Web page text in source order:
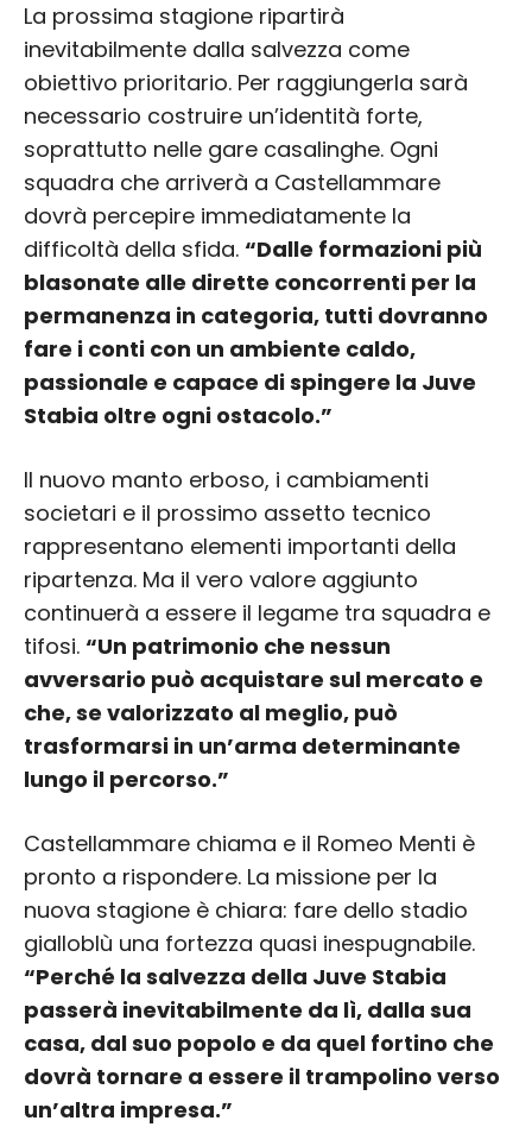
La prossima stagione ripartirà
inevitabilmente dalla salvezza come
obiettivo prioritario. Per raggiungerla sarà
necessario costruire un’identità forte,
soprattutto nelle gare casalinghe. Ogni
squadra che arriverà a Castellammare
dovrà percepire immediatamente la
difficoltà della sfida. “Dalle formazioni più
blasonate alle dirette concorrenti per la
permanenza in categoria, tutti dovranno
fare i conti con un ambiente caldo,
passionale e capace di spingere la Juve
Stabia oltre ogni ostacolo.”
Il nuovo manto erboso, i cambiamenti
societari e il prossimo assetto tecnico
rappresentano elementi importanti della
ripartenza. Ma il vero valore aggiunto
continuerà a essere il legame tra squadra e
tifosi. “Un patrimonio che nessun
avversario può acquistare sul mercato e
che, se valorizzato al meglio, può
trasformarsi in un’arma determinante
lungo il percorso.”
Castellammare chiama e il Romeo Menti è
pronto a rispondere. La missione per la
nuova stagione è chiara: fare dello stadio
gialloblù una fortezza quasi inespugnabile.
“Perché la salvezza della Juve Stabia
passerà inevitabilmente da lì, dalla sua
casa, dal suo popolo e da quel fortino che
dovrà tornare a essere il trampolino verso
un’altra impresa.”